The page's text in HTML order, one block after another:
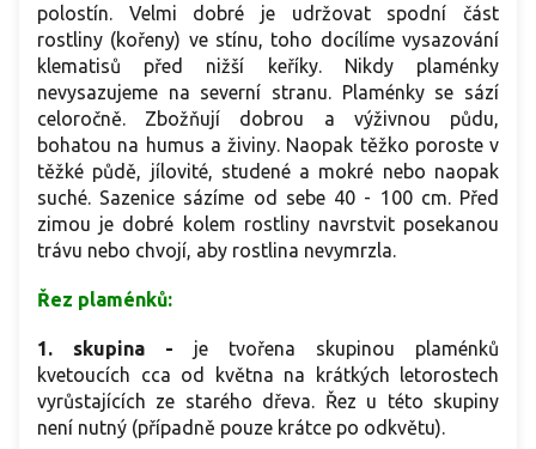
polostín. Velmi dobré je udržovat spodní část
rostliny (kořeny) ve stínu, toho docílíme vysazování
klematisů před nižší keříky. Nikdy plaménky
nevysazujeme na severní stranu. Plaménky se sází
celoročně. Zbožňují dobrou a výživnou půdu,
bohatou na humus a živiny. Naopak těžko poroste v
těžké půdě, jílovité, studené a mokré nebo naopak
suché. Sazenice sázíme od sebe 40 - 100 cm. Před
zimou je dobré kolem rostliny navrstvit posekanou
trávu nebo chvojí, aby rostlina nevymrzla.
Řez plaménků:
1. skupina - je tvořena skupinou plaménků
kvetoucích cca od května na krátkých letorostech
vyrůstajících ze starého dřeva. Řez u této skupiny
není nutný (případně pouze krátce po odkvětu).